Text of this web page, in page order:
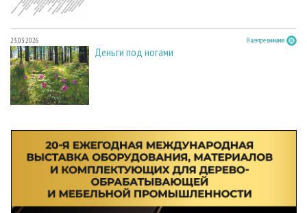
23.03.2026 В центре внимания
Деньги под ногами